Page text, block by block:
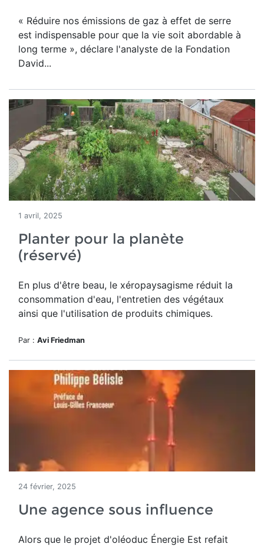
« Réduire nos émissions de gaz à effet de serre
est indispensable pour que la vie soit abordable à
long terme », déclare l'analyste de la Fondation
David...
1 avril, 2025
Planter pour la planète
(réservé)
En plus d'être beau, le xéropaysagisme réduit la
consommation d'eau, l'entretien des végétaux
ainsi que l'utilisation de produits chimiques.
Par : Avi Friedman
24 février, 2025
Une agence sous influence
Alors que le projet d'oléoduc Énergie Est refait